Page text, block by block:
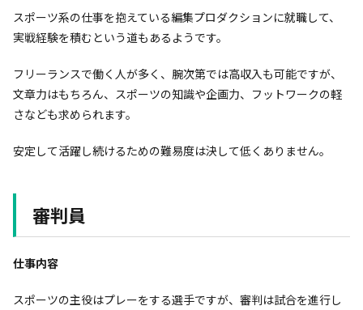
スポーツ系の仕事を抱えている編集プロダクションに就職して、
実戦経験を積むという道もあるようです。
フリーランスで働く人が多く、腕次第では高収入も可能ですが、
文章力はもちろん、スポーツの知識や企画力、フットワークの軽
さなども求められます。
安定して活躍し続けるための難易度は決して低くありません。
審判員
仕事内容
スポーツの主役はプレーをする選手ですが、審判は試合を進行し